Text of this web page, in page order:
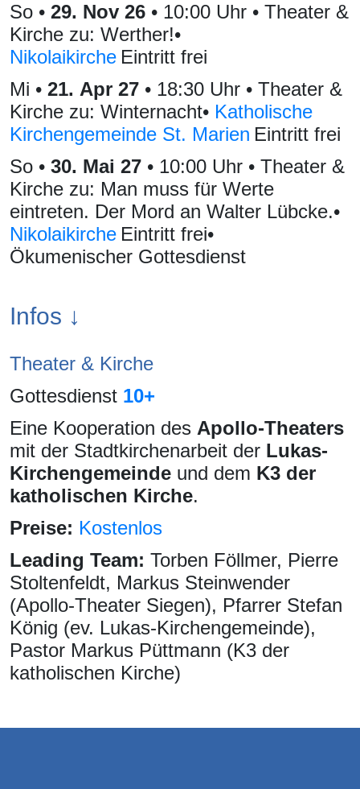
So • 29. Nov 26 • 10:00 Uhr • Theater &
Kirche zu: Werther!•
Nikolaikirche Eintritt frei
Mi • 21. Apr 27 • 18:30 Uhr • Theater &
Kirche zu: Winternacht• Katholische
Kirchengemeinde St. Marien Eintritt frei
So • 30. Mai 27 • 10:00 Uhr • Theater &
Kirche zu: Man muss für Werte
eintreten. Der Mord an Walter Lübcke.•
Nikolaikirche Eintritt frei•
Ökumenischer Gottesdienst
Infos ↓
Theater & Kirche
Gottesdienst 10+
Eine Kooperation des Apollo-Theaters
mit der Stadtkirchenarbeit der Lukas-
Kirchengemeinde und dem K3 der
katholischen Kirche.
Preise: Kostenlos
Leading Team: Torben Föllmer, Pierre
Stoltenfeldt, Markus Steinwender
(Apollo-Theater Siegen), Pfarrer Stefan
König (ev. Lukas-Kirchengemeinde),
Pastor Markus Püttmann (K3 der
katholischen Kirche)